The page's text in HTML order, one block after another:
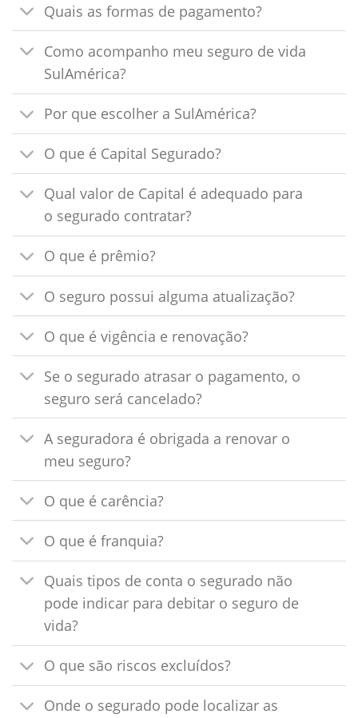
Quais as formas de pagamento?
Como acompanho meu seguro de vida
SulAmérica?
Por que escolher a SulAmérica?
O que é Capital Segurado?
Qual valor de Capital é adequado para
o segurado contratar?
O que é prêmio?
O seguro possui alguma atualização?
O que é vigência e renovação?
Se o segurado atrasar o pagamento, o
seguro será cancelado?
A seguradora é obrigada a renovar o
meu seguro?
O que é carência?
O que é franquia?
Quais tipos de conta o segurado não
pode indicar para debitar o seguro de
vida?
O que são riscos excluídos?
Onde o segurado pode localizar as